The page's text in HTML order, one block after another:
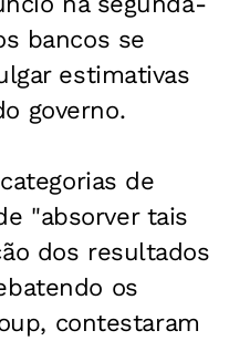
bancos se
estimativas
governo.
de
"absorver tais
dos resultados
os
contestaram